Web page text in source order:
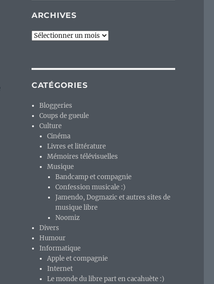
ARCHIVES
Archives
CATÉGORIES
Bloggeries
Coups de gueule
Culture
Cinéma
Livres et littérature
Mémoires télévisuelles
Musique
Bandcamp et compagnie
Confession musicale :)
Jamendo, Dogmazic et autres sites de
musique libre
Noomiz
Divers
Humour
Informatique
Apple et compagnie
Internet
Le monde du libre part en cacahuète :)